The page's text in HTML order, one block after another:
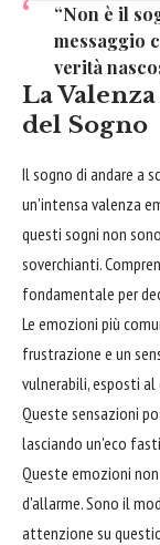
“Non è il
messaggio
verità
La
del Sogno
Il sogno di andare a
un'intensa valenza
questi sogni non
soverchianti.
fondamentale per
Le emozioni più
frustrazione e un
vulnerabili, esposti
Queste sensazioni
lasciando un'eco
Queste emozioni
d'allarme. Sono il
attenzione su